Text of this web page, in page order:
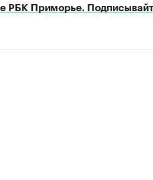
РБК Приморье.